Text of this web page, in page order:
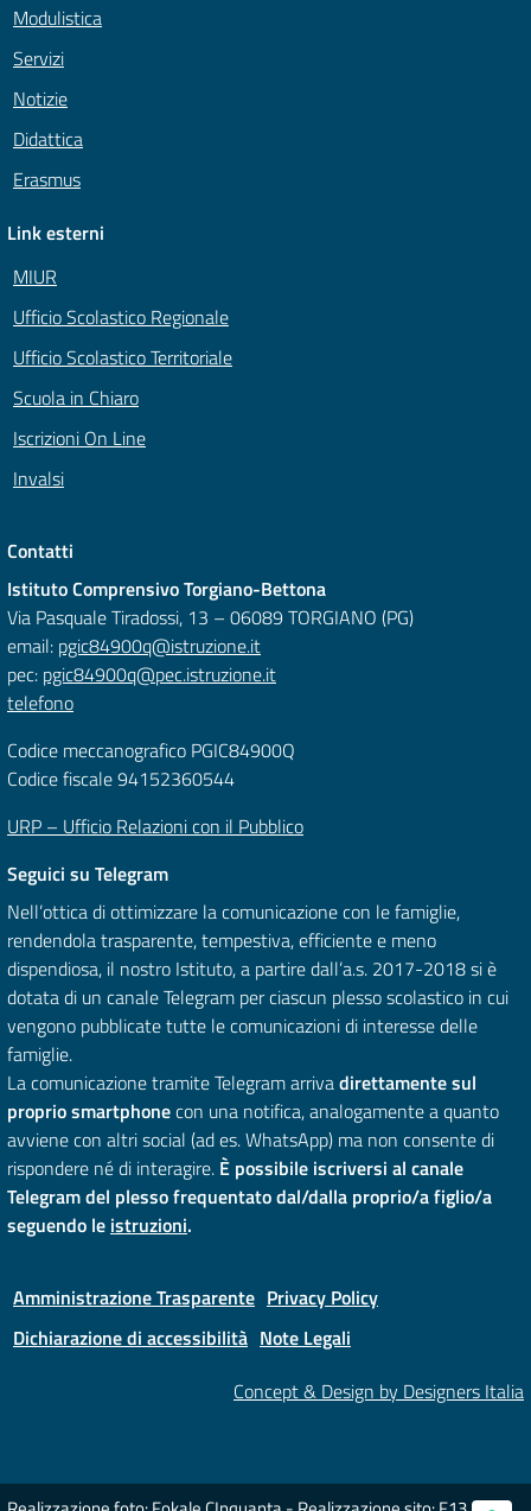
Modulistica
Servizi
Notizie
Didattica
Erasmus
Link esterni
MIUR
Ufficio Scolastico Regionale
Ufficio Scolastico Territoriale
Scuola in Chiaro
Iscrizioni On Line
Invalsi
Contatti
Istituto Comprensivo Torgiano-Bettona
Via Pasquale Tiradossi, 13 – 06089 TORGIANO (PG)
email: pgic84900q@istruzione.it
pec: pgic84900q@pec.istruzione.it
telefono
Codice meccanografico PGIC84900Q
Codice fiscale 94152360544
URP – Ufficio Relazioni con il Pubblico
Seguici su Telegram
Nell’ottica di ottimizzare la comunicazione con le famiglie,
rendendola trasparente, tempestiva, efficiente e meno
dispendiosa, il nostro Istituto, a partire dall’a.s. 2017-2018 si è
dotata di un canale Telegram per ciascun plesso scolastico in cui
vengono pubblicate tutte le comunicazioni di interesse delle
famiglie.
La comunicazione tramite Telegram arrivadirettamente sul
proprio smartphonecon una notifica, analogamente a quanto
avviene con altri social (ad es. WhatsApp) ma non consente di
rispondere né di interagire. È possibile iscriversi al canale
Telegram del plesso frequentato dal/dalla proprio/a figlio/a
seguendo le istruzioni.
Amministrazione Trasparente Privacy Policy
Dichiarazione di accessibilità Note Legali
Concept & Design by Designers Italia